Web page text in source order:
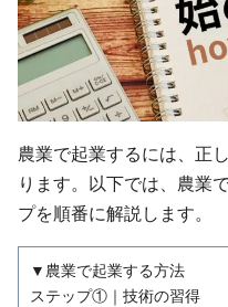
農業で起業するには、正
ります。以下では、農業
プを順番に解説します。
▼農業で起業する方法
ステップ①｜技術の習得